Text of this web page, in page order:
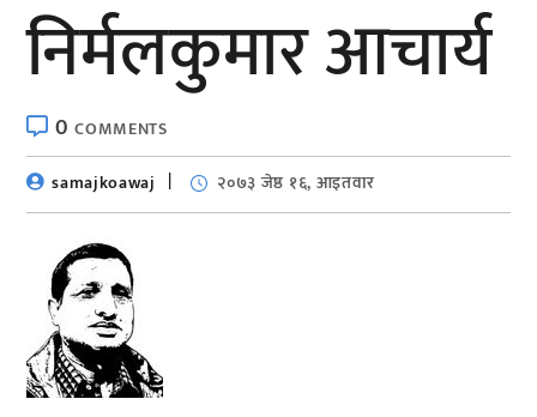
निर्मलकुमार आचार्य
0COMMENTS
samajkoawaj
२०७३ जेष्ठ १६, आइतवार